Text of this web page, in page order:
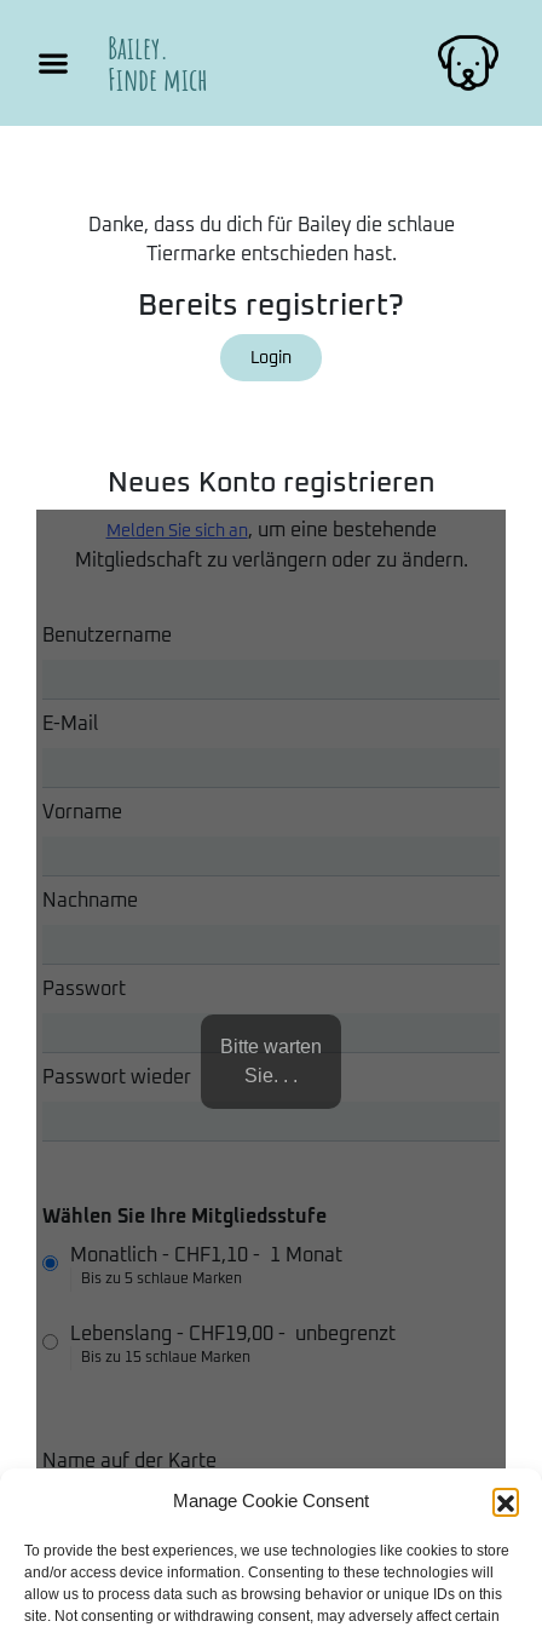
Manage Cookie Consent
To provide the best experiences, we use technologies like cookies to store
and/or access device information. Consenting to these technologies will
allow us to process data such as browsing behavior or unique IDs on this
site. Not consenting or withdrawing consent, may adversely affect certain
Bailey.
Finde mich
Danke, dass du dich für Bailey die schlaue
Tiermarke entschieden hast.
Bereits registriert?
Login
Neues Konto registrieren
Melden Sie sich an, um eine bestehende
Mitgliedschaft zu verlängern oder zu ändern.
Benutzername
E-Mail
Vorname
Nachname
Passwort
Passwort wieder
Wählen Sie Ihre Mitgliedsstufe
Monatlich - CHF1,10 - 1 Monat
Bis zu 5 schlaue Marken
Lebenslang - CHF19,00 - unbegrenzt
Bis zu 15 schlaue Marken
Name auf der Karte
Kreditkarte
Ich stimme den Bedingungen und Konditionen zu
Bitte warten
Sie. . .